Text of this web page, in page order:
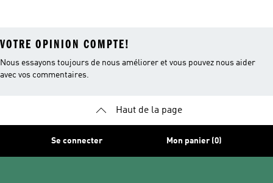
VOTRE OPINION COMPTE!
Nous essayons toujours de nous améliorer et vous pouvez nous aider
avec vos commentaires.
Haut de la page
Se connecter Mon panier (0)